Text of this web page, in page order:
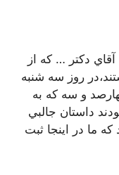
دكتر … كه از
روز سه شنبه
و سه كه به
داستان جالبي
ما در اينجا ثبت